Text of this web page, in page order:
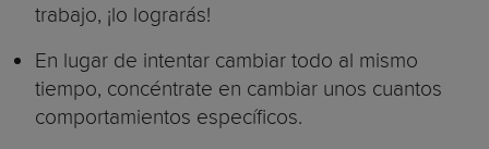
trabajo, ¡lo lograrás!
En lugar de intentar cambiar todo al mismo
tiempo, concéntrate en cambiar unos cuantos
comportamientos específicos.